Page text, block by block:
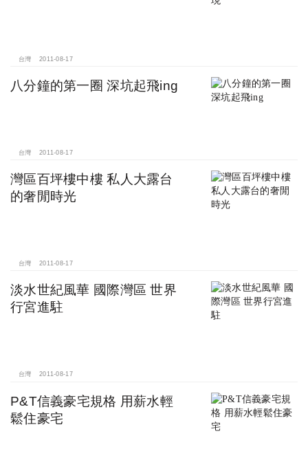
台灣 2011-08-17
八分鐘的第一圈 深坑起飛ing
台灣 2011-08-17
灣區百坪樓中樓 私人大露台
的奢閒時光
台灣 2011-08-17
淡水世紀風華 國際灣區 世界
行宮進駐
台灣 2011-08-17
P&T信義豪宅規格 用薪水輕
鬆住豪宅